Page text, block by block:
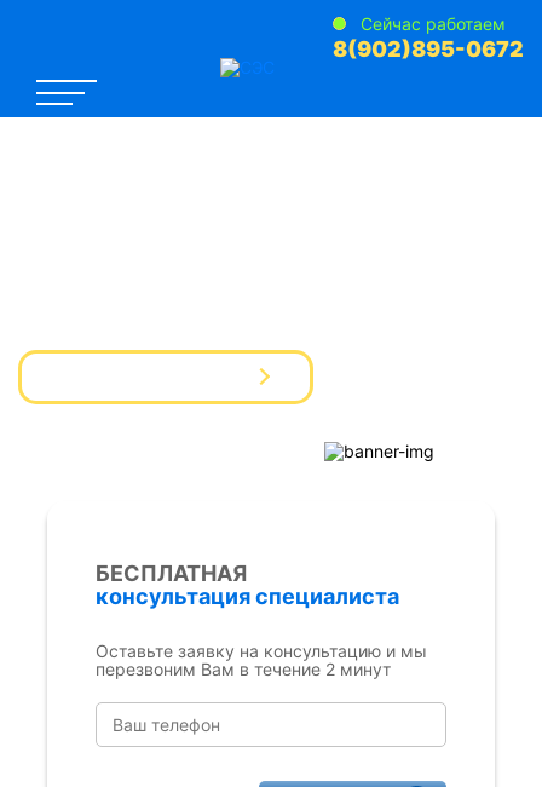
Сейчас работаем
8(902)895-0672
БЕСПЛАТНАЯ
консультация специалиста
Оставьте заявку на консультацию и мы
перезвоним Вам в течение 2 минут